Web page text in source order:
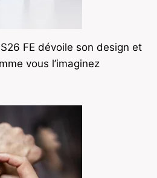
FE dévoile son design et
vous l’imaginez